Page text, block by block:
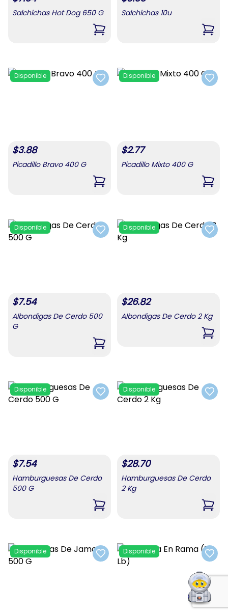
Salchichas Hot Dog 650 G
,Salchichas Hot Dog 650 G
Salchichas 10u
,
Add to favorites
Disponible
$3.88
Picadillo Bravo 400 G
,Picadillo Bravo 400 G
Add
Disponible
$2.77
Picadillo Mixto 400 G
,
Add to favorites
Disponible
$7.54
Albondigas De Cerdo 500
G
,Albondigas De Cerdo 500 G
Add
Disponible
$26.82
Albondigas De Cerdo 2 Kg
,
Add to favorites
Disponible
$7.54
Hamburguesas De Cerdo
500 G
,Hamburguesas De Cerdo 500 G
Add
Disponible
$28.70
Hamburguesas De Cerdo
2 Kg
,
Add to favorites
Disponible
Add
Disponible